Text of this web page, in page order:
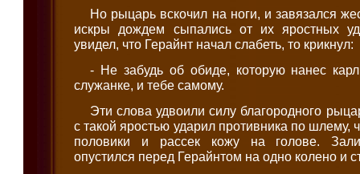
Но рыцарь вскочил на ноги, и завязался
искры дождем сыпались от их яростных
увидел, что Герайнт начал слабеть, то крикнул:
- Не забудь об обиде, которую нанес
служанке, и тебе самому.
Эти слова удвоили силу благородного
с такой яростью ударил противника по шлему,
половики и рассек кожу на голове.
опустился перед Герайнтом на одно колено и